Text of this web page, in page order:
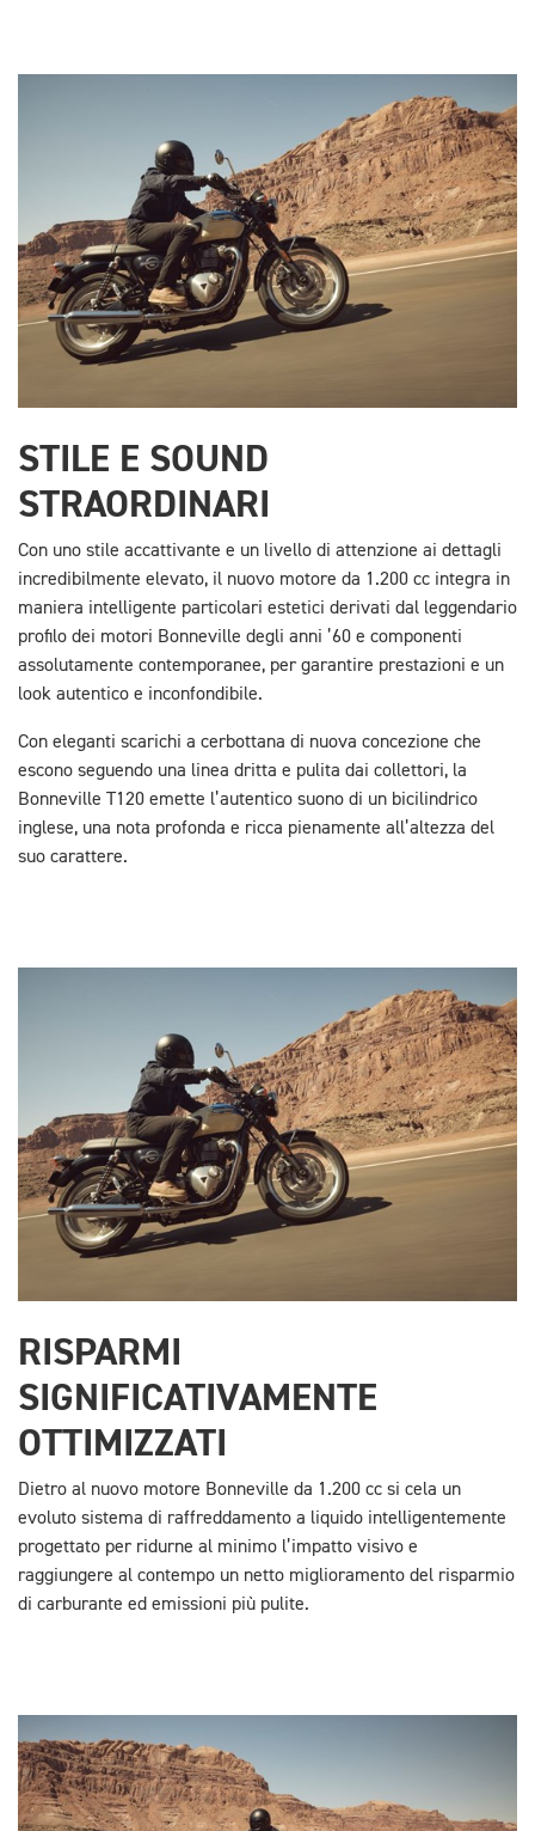
STILE E SOUND
STRAORDINARI
Con uno stile accattivante e un livello di attenzione ai dettagli
incredibilmente elevato, il nuovo motore da 1.200 cc integra in
maniera intelligente particolari estetici derivati dal leggendario
profilo dei motori Bonneville degli anni ’60 e componenti
assolutamente contemporanee, per garantire prestazioni e un
look autentico e inconfondibile.
Con eleganti scarichi a cerbottana di nuova concezione che
escono seguendo una linea dritta e pulita dai collettori, la
Bonneville T120 emette l’autentico suono di un bicilindrico
inglese, una nota profonda e ricca pienamente all’altezza del
suo carattere.
RISPARMI
SIGNIFICATIVAMENTE
OTTIMIZZATI
Dietro al nuovo motore Bonneville da 1.200 cc si cela un
evoluto sistema di raffreddamento a liquido intelligentemente
progettato per ridurne al minimo l’impatto visivo e
raggiungere al contempo un netto miglioramento del risparmio
di carburante ed emissioni più pulite.